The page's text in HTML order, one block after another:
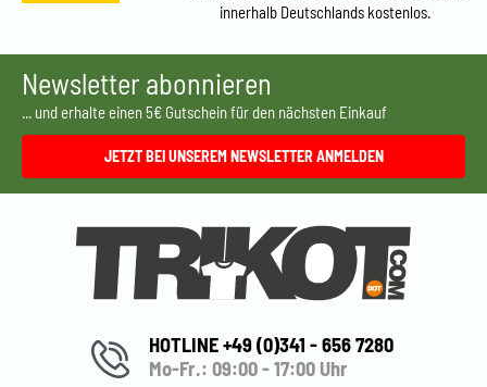
innerhalb Deutschlands kostenlos.
Newsletter abonnieren
... und erhalte einen 5€ Gutschein für den nächsten Einkauf
JETZT BEI UNSEREM NEWSLETTER ANMELDEN
HOTLINE +49 (0)341 - 656 7280
Mo-Fr.: 09:00 - 17:00 Uhr